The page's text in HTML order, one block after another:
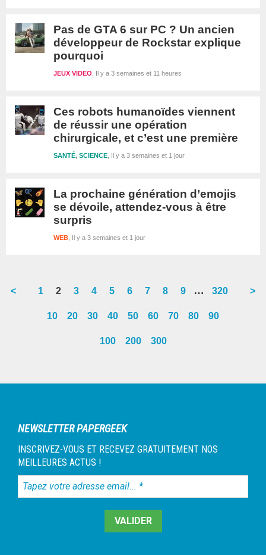
Pas de GTA 6 sur PC ? Un ancien
développeur de Rockstar explique
pourquoi
Il y a 3 semaines et 11 heures
JEUX VIDEO
Ces robots humanoïdes viennent
de réussir une opération
chirurgicale, et c’est une première
Il y a 3 semaines et 1 jour
SANTÉ, SCIENCE
La prochaine génération d’emojis
se dévoile, attendez-vous à être
surpris
Il y a 3 semaines et 1 jour
WEB
<
Go
page
1
Go
page
2
Go
page
3
Go
page
4
Go
page
5
Go
page
6
Go
page
7
Go
page
8
Go
page
9
Interim
omitted
…
Go
page
320 >
10 20 30 40 50 60 70 80 90
100 200 300
latérale
NEWSLETTER PAPERGEEK
INSCRIVEZ-VOUS ET RECEVEZ GRATUITEMENT NOS
MEILLEURES ACTUS !
Tapez
votre